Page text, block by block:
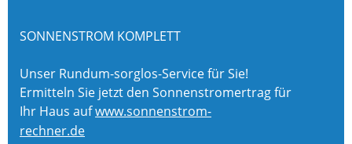
SONNENSTROM KOMPLETT
Unser Rundum-sorglos-Service für Sie!
Ermitteln Sie jetzt den Sonnenstromertrag für
Ihr Haus aufwww.sonnenstrom-
rechner.de